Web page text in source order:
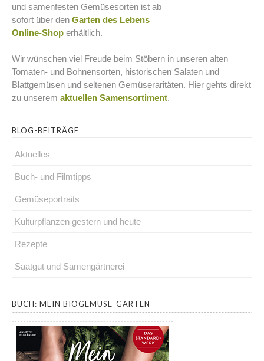
und samenfesten Gemüsesorten ist ab
sofort über den Garten des Lebens
Online-Shop erhältlich.
Wir wünschen viel Freude beim Stöbern in unseren alten
Tomaten- und Bohnensorten, historischen Salaten und
Blattgemüsen und seltenen Gemüseraritäten. Hier gehts direkt
zu unserem aktuellen Samensortiment.
BLOG-BEITRÄGE
Aktuelles
Buch- und Filmtipps
Gemüseportraits
Kulturpflanzen gestern und heute
Rezepte
Saatgut und Samengärtnerei
BUCH: MEIN BIOGEMÜSE-GARTEN